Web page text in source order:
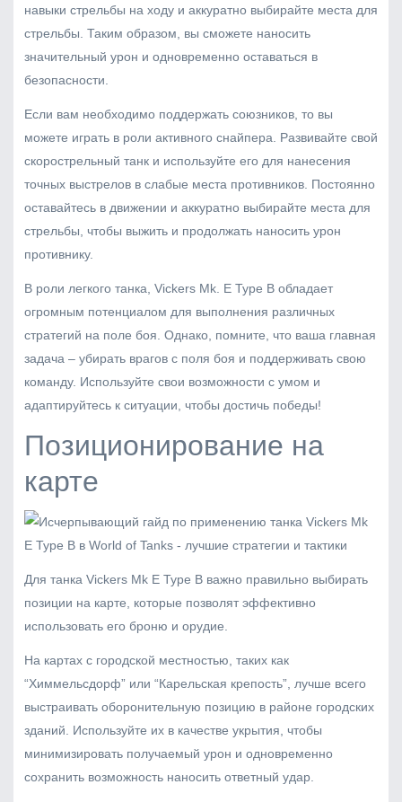
навыки стрельбы на ходу и аккуратно выбирайте места для
стрельбы. Таким образом, вы сможете наносить
значительный урон и одновременно оставаться в
безопасности.
Если вам необходимо поддержать союзников, то вы
можете играть в роли активного снайпера. Развивайте свой
скорострельный танк и используйте его для нанесения
точных выстрелов в слабые места противников. Постоянно
оставайтесь в движении и аккуратно выбирайте места для
стрельбы, чтобы выжить и продолжать наносить урон
противнику.
В роли легкого танка, Vickers Mk. E Type B обладает
огромным потенциалом для выполнения различных
стратегий на поле боя. Однако, помните, что ваша главная
задача – убирать врагов с поля боя и поддерживать свою
команду. Используйте свои возможности с умом и
адаптируйтесь к ситуации, чтобы достичь победы!
Позиционирование на
карте
Для танка Vickers Mk E Type B важно правильно выбирать
позиции на карте, которые позволят эффективно
использовать его броню и орудие.
На картах с городской местностью, таких как
“Химмельсдорф” или “Карельская крепость”, лучше всего
выстраивать оборонительную позицию в районе городских
зданий. Используйте их в качестве укрытия, чтобы
минимизировать получаемый урон и одновременно
сохранить возможность наносить ответный удар.